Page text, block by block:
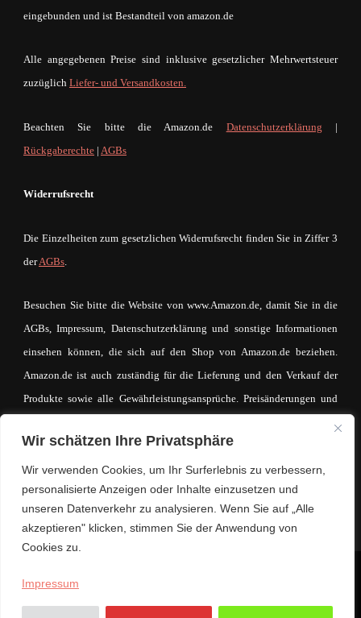
Wir schätzen Ihre Privatsphäre
Wir verwenden Cookies, um Ihr Surferlebnis zu verbessern,
personalisierte Anzeigen oder Inhalte einzusetzen und
unseren Datenverkehr zu analysieren. Wenn Sie auf „Alle
akzeptieren" klicken, stimmen Sie der Anwendung von
Cookies zu.
Impressum
eingebunden und ist Bestandteil von amazon.de
Alle angegebenen Preise sind inklusive gesetzlicher Mehrwertsteuer
zuzüglich Liefer- und Versandkosten.
Beachten Sie bitte die Amazon.de Datenschutzerklärung |
Rückgaberechte | AGBs
Widerrufsrecht
Die Einzelheiten zum gesetzlichen Widerrufsrecht finden Sie in Ziffer 3
derAGBs
Besuchen Sie bitte die Website von www.Amazon.de, damit Sie in die
AGBs, Impressum, Datenschutzerklärung und sonstige Informationen
einsehen können, die sich auf den Shop von Amazon.de beziehen.
Amazon.de ist auch zuständig für die Lieferung und den Verkauf der
Produkte sowie alle Gewährleistungsansprüche. Preisänderungen und
Irrtümer sind vorbehalten. Der Betreiber von mein-mode-shop.com
macht sich den Inhalt des IFrames auf keinerlei Weise zueigen. Der
eventuell zustande kommende Kaufvertrag und die entsprechende
Kaufabwicklung läuft ausschließlich über www.Amazon.de.